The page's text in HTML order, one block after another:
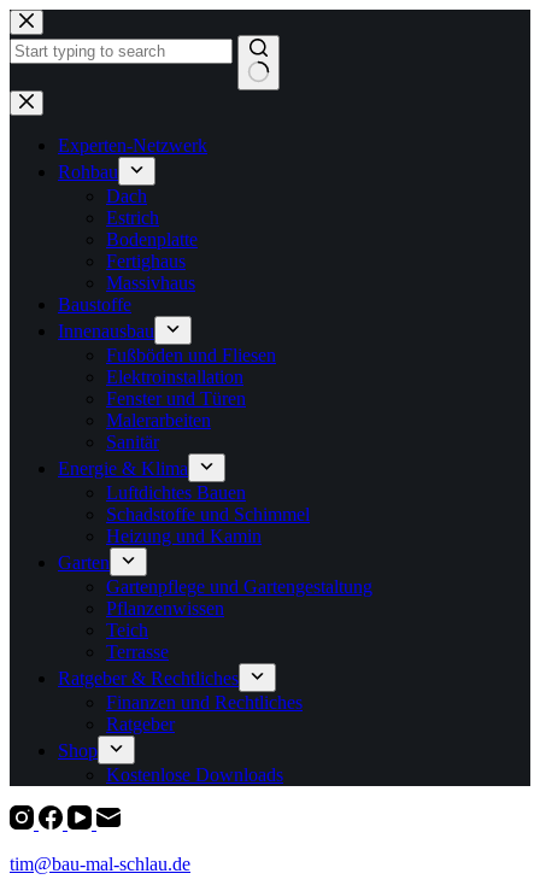
Zum
Inhalt
springen
Keine
Ergebnisse
Experten-Netzwerk
Rohbau
Dach
Estrich
Bodenplatte
Fertighaus
Massivhaus
Baustoffe
Innenausbau
Fußböden und Fliesen
Elektroinstallation
Fenster und Türen
Malerarbeiten
Sanitär
Energie & Klima
Luftdichtes Bauen
Schadstoffe und Schimmel
Heizung und Kamin
Garten
Gartenpflege und Gartengestaltung
Pflanzenwissen
Teich
Terrasse
Ratgeber & Rechtliches
Finanzen und Rechtliches
Ratgeber
Shop
Kostenlose Downloads
tim@bau-mal-schlau.de